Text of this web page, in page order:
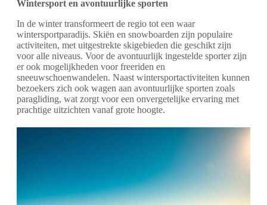
Wintersport en avontuurlijke sporten
In de winter transformeert de regio tot een waar
wintersportparadijs. Skiën en snowboarden zijn populaire
activiteiten, met uitgestrekte skigebieden die geschikt zijn
voor alle niveaus. Voor de avontuurlijk ingestelde sporter zijn
er ook mogelijkheden voor freeriden en
sneeuwschoenwandelen. Naast wintersportactiviteiten kunnen
bezoekers zich ook wagen aan avontuurlijke sporten zoals
paragliding, wat zorgt voor een onvergetelijke ervaring met
prachtige uitzichten vanaf grote hoogte.